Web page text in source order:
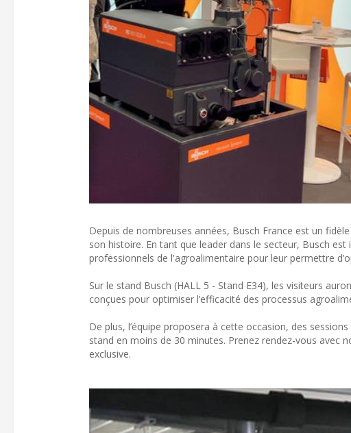
Depuis de nombreuses années, Busch France est un
son histoire. En tant que leader dans le secteur, Busch
professionnels de l'agroalimentaire pour leur permettre
Sur le stand Busch (HALL 5 - Stand E34), les visiteurs
conçues pour optimiser l’efficacité des processus
De plus, l’équipe proposera à cette occasion, des
stand en moins de 30 minutes. Prenez rendez-vous avec
exclusive.